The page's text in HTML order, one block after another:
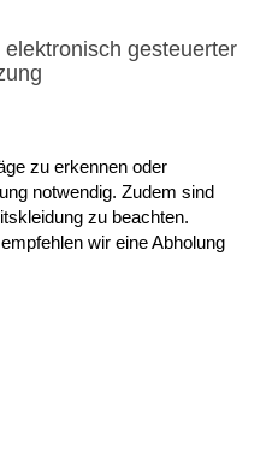
gesteuerter
zu erkennen oder
notwendig. Zudem sind
zu beachten.
wir eine Abholung